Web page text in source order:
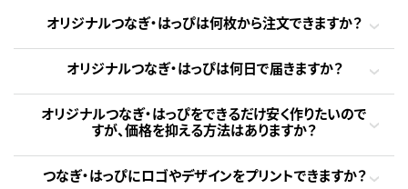
オリジナルつなぎ・はっぴは何枚から注文できますか？
オリジナルつなぎ・はっぴは何日で届きますか？
オリジナルつなぎ・はっぴをできるだけ安く作りたいので
すが、価格を抑える方法はありますか？
つなぎ・はっぴにロゴやデザインをプリントできますか？